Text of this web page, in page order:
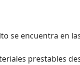
se encuentra en
prestables